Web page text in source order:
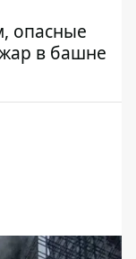
опасные
в башне